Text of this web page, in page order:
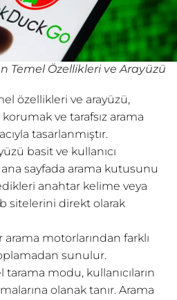
Temel Özellikleri ve Arayüzü
özellikleri ve arayüzü,
ve tarafsız arama
tasarlanmıştır.
basit ve kullanıcı
sayfada arama kutusunu
anahtar kelime veya
sitelerini direkt olarak
arama motorlarından farklı
sunulur.
modu, kullanıcıların
olanak tanır. Arama